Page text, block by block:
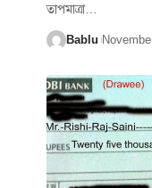
তাপমাত্রা…
Bablu